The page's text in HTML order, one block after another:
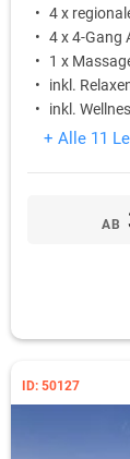
4 x
4 x 4-Gang
1 x
inkl.
inkl.
+ Alle 11
AB
ID: 50127